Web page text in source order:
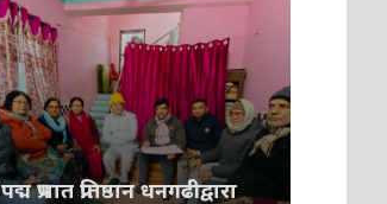
पद्म प्रभात प्रतिष्ठान धनगढीद्वारा